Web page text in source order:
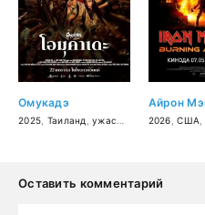
Омукадэ
2025 Таиланд ,ужасы военный
2026 ,США
Оставить комментарий